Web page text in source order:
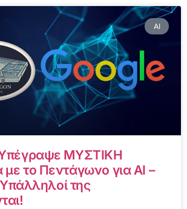
AI
ΜΥΣΤΙΚΗ
το Πεντάγωνο για AI –
Υπάλληλοί της